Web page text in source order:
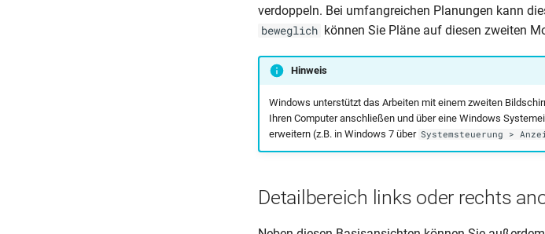
verdoppeln. Bei umfangreichen Planungen kann
beweglich können Sie Pläne auf diesen zweiten
Hinweis
Windows unterstützt das Arbeiten mit einem zweiten
Ihren Computer anschließen und über eine Windows
erweitern (z.B. in Windows 7 über Systemsteuerung >
Detailbereich links oder rechts